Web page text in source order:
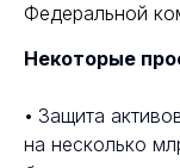
Федеральной
Некоторые
• Защита
на несколько